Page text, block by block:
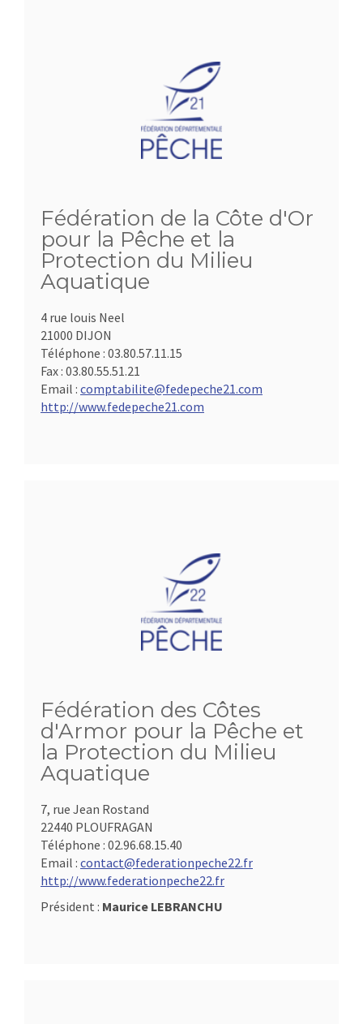
Fédération de la Côte d'Or
pour la Pêche et la
Protection du Milieu
Aquatique
4 rue louis Neel
21000 DIJON
Téléphone : 03.80.57.11.15
Fax : 03.80.55.51.21
Email : comptabilite@fedepeche21.com
http://www.fedepeche21.com
Fédération des Côtes
d'Armor pour la Pêche et
la Protection du Milieu
Aquatique
7, rue Jean Rostand
22440 PLOUFRAGAN
Téléphone : 02.96.68.15.40
Email : contact@federationpeche22.fr
http://www.federationpeche22.fr
Président : Maurice LEBRANCHU